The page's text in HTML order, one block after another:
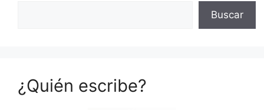
Buscar
¿Quién escribe?